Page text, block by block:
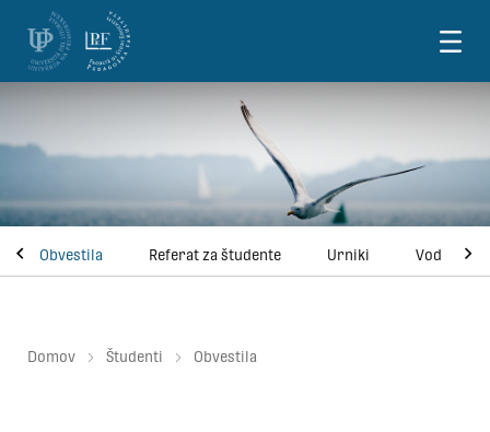
Skoči na vsebino
Obvestila Referat za študente Urniki Vodnik za
Domov Študenti Obvestila